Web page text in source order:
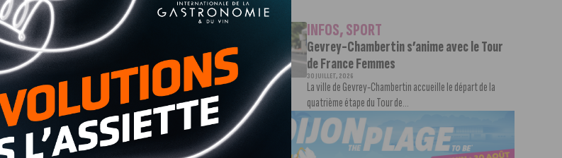
en pleine période olympique.
juillet et août, et plus
de l’arrivée du Tour de France, et du
au golf à Beaune, visite guidée de la
INFOS,SPORT
Gevrey-Chambertin s’anime avec le Tour
de France Femmes
30 JUILLET, 2026
La ville de Gevrey-Chambertin accueille le départ de la
quatrième étape du Tour de...